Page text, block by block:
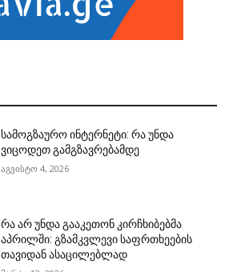
სამოგზაურო ინტერნეტი: რა უნდა
ვიცოდეთ გამგზავრებამდე
აგვისტო 4, 2026
რა არ უნდა გააკეთონ კირჩხიბებმა
აპრილში: გზამკვლევი საფრთხეების
თავიდან ასაცილებლად